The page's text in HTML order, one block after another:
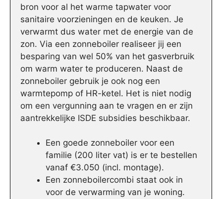
bron voor al het warme tapwater voor
sanitaire voorzieningen en de keuken. Je
verwarmt dus water met de energie van de
zon. Via een zonneboiler realiseer jij een
besparing van wel 50% van het gasverbruik
om warm water te produceren. Naast de
zonneboiler gebruik je ook nog een
warmtepomp of HR-ketel. Het is niet nodig
om een vergunning aan te vragen en er zijn
aantrekkelijke ISDE subsidies beschikbaar.
Een goede zonneboiler voor een
familie (200 liter vat) is er te bestellen
vanaf €3.050 (incl. montage).
Een zonneboilercombi staat ook in
voor de verwarming van je woning.